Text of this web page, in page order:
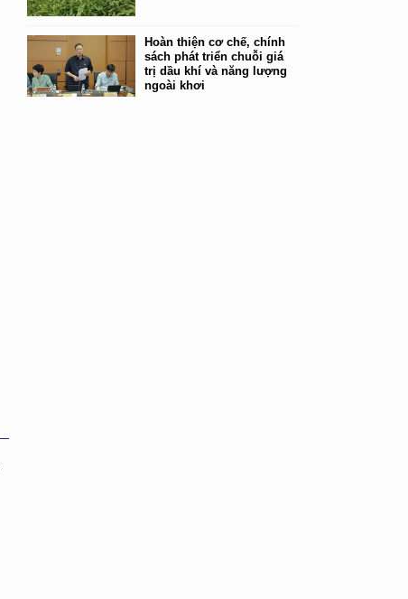
Hoàn thiện cơ chế, chính
sách phát triển chuỗi giá
trị dầu khí và năng lượng
ngoài khơi